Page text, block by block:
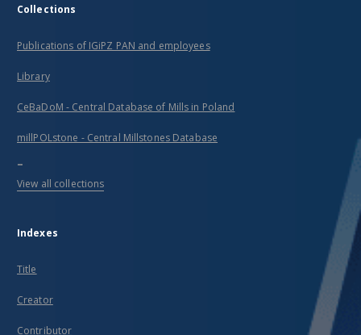
Collections
Publications of IGiPZ PAN and employees
Library
CeBaDoM - Central Database of Mills in Poland
millPOLstone - Central Millstones Database
...
View all collections
Indexes
Title
Creator
Contributor